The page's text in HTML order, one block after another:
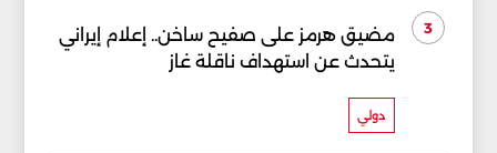
3
مضيق هرمز على صفيح ساخن.. إعلام إيراني
يتحدث عن استهداف ناقلة غاز
دولي